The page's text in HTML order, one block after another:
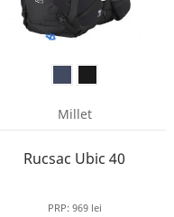
Millet
Rucsac Ubic 40
PRP: 969 lei